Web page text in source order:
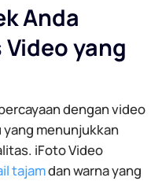
Anda
yang
dengan video
menunjukkan
iFoto Video
tajamdan warna yang